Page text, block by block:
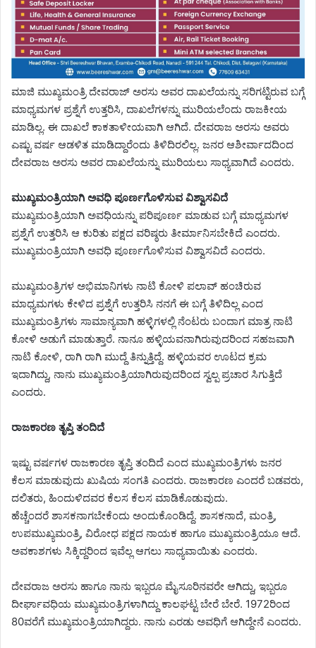
ಮಾಜಿ ಮುಖ್ಯಮಂತ್ರಿ ದೇವರಾಜ್ ಅರಸು ಅವರ ದಾಖಲೆಯನ್ನು ಸರಿಗಟ್ಟಿರುವ ಬಗ್ಗೆ
ಮಾಧ್ಯಮಗಳ ಪ್ರಶ್ನೆಗೆ ಉತ್ತರಿಸಿ, ದಾಖಲೆಗಳನ್ನು ಮುರಿಯಲೆಂದು ರಾಜಕೀಯ
ಮಾಡಿಲ್ಲ. ಈ ದಾಖಲೆ ಕಾಕತಾಳೀಯವಾಗಿ ಆಗಿದೆ. ದೇವರಾಜ ಅರಸು ಅವರು
ಎಷ್ಟು ವರ್ಷ ಆಡಳಿತ ಮಾಡಿದ್ದಾರೆಂದು ತಿಳಿದಿರಲಿಲ್ಲ. ಜನರ ಆಶೀರ್ವಾದದಿಂದ
ದೇವರಾಜ ಅರಸು ಅವರ ದಾಖಲೆಯನ್ನು ಮುರಿಯಲು ಸಾಧ್ಯವಾಗಿದೆ ಎಂದರು.
ಮುಖ್ಯಮಂತ್ರಿಯಾಗಿ ಅವಧಿ ಪೂರ್ಣಗೊಳಿಸುವ ವಿಶ್ವಾಸವಿದೆ
ಮುಖ್ಯಮಂತ್ರಿಯಾಗಿ ಅವಧಿಯನ್ನು ಪರಿಪೂರ್ಣ ಮಾಡುವ ಬಗ್ಗೆ ಮಾಧ್ಯಮಗಳ
ಪ್ರಶ್ನೆಗೆ ಉತ್ತರಿಸಿ ಆ ಕುರಿತು ಪಕ್ಷದ ವರಿಷ್ಠರು ತೀರ್ಮಾನಿಸಬೇಕಿದೆ ಎಂದರು.
ಮುಖ್ಯಮಂತ್ರಿಯಾಗಿ ಅವಧಿ ಪೂರ್ಣಗೊಳಿಸುವ ವಿಶ್ವಾಸವಿದೆ ಎಂದರು.
ಮುಖ್ಯಮಂತ್ರಿಗಳ ಅಭಿಮಾನಿಗಳು ನಾಟಿ ಕೋಳಿ ಪಲಾವ್ ಹಂಚಿರುವ
ಮಾಧ್ಯಮಗಳು ಕೇಳಿದ ಪ್ರಶ್ನೆಗೆ ಉತ್ತರಿಸಿ ನನಗೆ ಈ ಬಗ್ಗೆ ತಿಳಿದಿಲ್ಲ ಎಂದ
ಮುಖ್ಯಮಂತ್ರಿಗಳು ಸಾಮಾನ್ಯವಾಗಿ ಹಳ್ಳಿಗಳಲ್ಲಿ ನೆಂಟರು ಬಂದಾಗ ಮಾತ್ರ ನಾಟಿ
ಕೋಳಿ ಅಡುಗೆ ಮಾಡುತ್ತಾರೆ. ನಾನೂ ಹಳ್ಳಿಯವನಾಗಿರುವುದರಿಂದ ಸಹಜವಾಗಿ
ನಾಟಿ ಕೋಳಿ, ರಾಗಿ ರಾಗಿ ಮುದ್ದೆ ತಿನ್ನುತ್ತಿದ್ದೆ. ಹಳ್ಳಿಯವರ ಊಟದ ಕ್ರಮ
ಇದಾಗಿದ್ದು, ನಾನು ಮುಖ್ಯಮಂತ್ರಿಯಾಗಿರುವುದರಿಂದ ಸ್ವಲ್ಪ ಪ್ರಚಾರ ಸಿಗುತ್ತಿದೆ
ಎಂದರು.
ರಾಜಕಾರಣ ತೃಪ್ತಿ ತಂದಿದೆ
ಇಷ್ಟು ವರ್ಷಗಳ ರಾಜಕಾರಣ ತೃಪ್ತಿ ತಂದಿದೆ ಎಂದ ಮುಖ್ಯಮಂತ್ರಿಗಳು ಜನರ
ಕೆಲಸ ಮಾಡುವುದು ಖುಷಿಯ ಸಂಗತಿ ಎಂದರು. ರಾಜಕಾರಣ ಎಂದರೆ ಬಡವರು,
ದಲಿತರು, ಹಿಂದುಳಿದವರ ಕೆಲಸ ಕೆಲಸ ಮಾಡಿಕೊಡುವುದು.
ಹೆಚ್ಚೆಂದರೆ ಶಾಸಕನಾಗಬೇಕೆಂದು ಅಂದುಕೊಂಡಿದ್ದೆ. ಶಾಸಕನಾದೆ, ಮಂತ್ರಿ,
ಉಪಮುಖ್ಯಮಂತ್ರಿ, ವಿರೋಧ ಪಕ್ಷದ ನಾಯಕ ಹಾಗೂ ಮುಖ್ಯಮಂತ್ರಿಯೂ ಆದೆ.
ಅವಕಾಶಗಳು ಸಿಕ್ಕಿದ್ದರಿಂದ ಇವೆಲ್ಲ ಆಗಲು ಸಾಧ್ಯವಾಯಿತು ಎಂದರು.
ದೇವರಾಜ ಅರಸು ಹಾಗೂ ನಾನು ಇಬ್ಬರೂ ಮೈಸೂರಿನವರೇ ಆಗಿದ್ದು, ಇಬ್ಬರೂ
ದೀರ್ಘಾವಧಿಯ ಮುಖ್ಯಮಂತ್ರಿಗಳಾಗಿದ್ದು ಕಾಲಘಟ್ಟ ಬೇರೆ ಬೇರೆ. 1972ರಿಂದ
80ವರೆಗೆ ಮುಖ್ಯಮಂತ್ರಿಯಾಗಿದ್ದರು. ನಾನು ಎರಡು ಅವಧಿಗೆ ಆಗಿದ್ದೇನೆ ಎಂದರು.